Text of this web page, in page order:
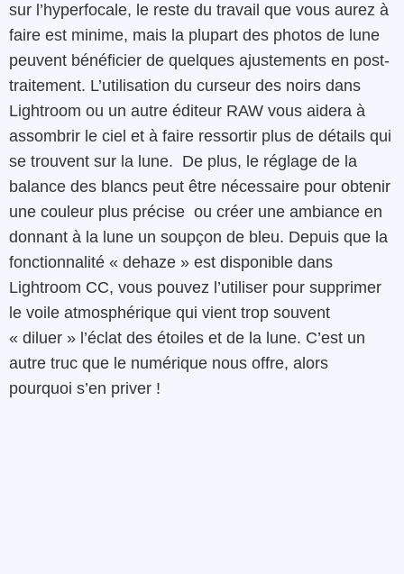
sur l’hyperfocale, le reste du travail que vous aurez à
faire est minime, mais la plupart des photos de lune
peuvent bénéficier de quelques ajustements en post-
traitement. L’utilisation du curseur des noirs dans
Lightroom ou un autre éditeur RAW vous aidera à
assombrir le ciel et à faire ressortir plus de détails qui
se trouvent sur la lune. De plus, le réglage de la
balance des blancs peut être nécessaire pour obtenir
une couleur plus précise ou créer une ambiance en
donnant à la lune un soupçon de bleu. Depuis que la
fonctionnalité « dehaze » est disponible dans
Lightroom CC, vous pouvez l’utiliser pour supprimer
le voile atmosphérique qui vient trop souvent
« diluer » l’éclat des étoiles et de la lune. C’est un
autre truc que le numérique nous offre, alors
pourquoi s’en priver !